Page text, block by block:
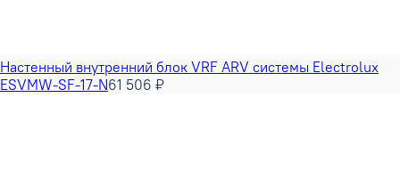
Настенный внутренний блок VRF ARV системы Electrolux
ESVMW-SF-17-N61 506 ₽